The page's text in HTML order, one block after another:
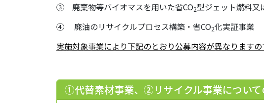
③ 廃棄物等バイオマスを用いた省CO2型ジェット燃料又
④ 廃油のリサイクルプロセス構築・省CO2化実証事業
実施対象事業により下記のとおり公募内容が異なります
①代替素材事業、②リサイクル事業について